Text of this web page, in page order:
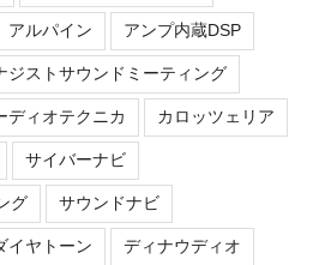
アルパイン アンプ内蔵DSP
ジストサウンドミーティング
ディオテクニカ カロッツェリア
サイバーナビ
グ サウンドナビ
イヤトーン ディナウディオ